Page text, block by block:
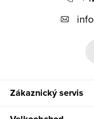
Zákaznický servis
info